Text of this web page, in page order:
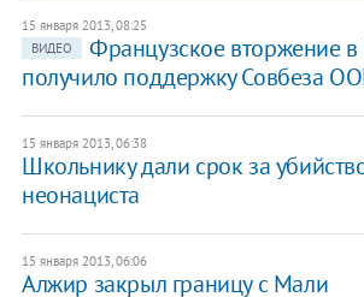
15 января 2013, 08:25
ВИДЕО
Французское вторжение
получило поддержку Совбеза
15 января 2013, 06:38
Школьнику дали срок за
неонациста
15 января 2013, 06:06
Алжир закрыл границу с Мали